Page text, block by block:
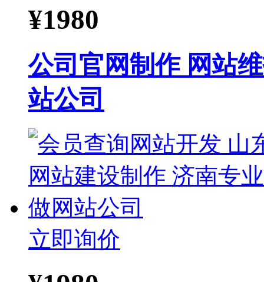
¥1980
公司官网制作 网站
站公司
立即询价